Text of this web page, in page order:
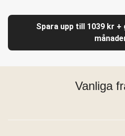
Spara upp till 1039 kr
Vanliga